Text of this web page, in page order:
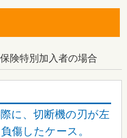
険特別加入者の場合
に、切断機の刃が左
傷したケース。